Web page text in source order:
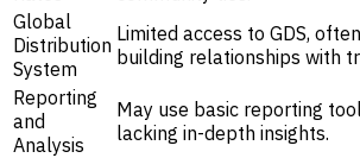
Global
Distribution
System
Limited access to GDS,
building relationships with
Reporting
and
Analysis
May use basic reporting
lacking in-depth insights.